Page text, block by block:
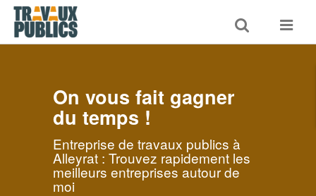
Toggle
search
Toggle
On vous fait gagner
du temps !
Entreprise de travaux publics à
Alleyrat : Trouvez rapidement les
meilleurs entreprises autour de
moi